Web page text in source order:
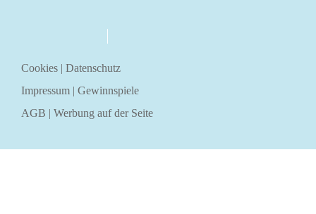
Cookies | Datenschutz
Impressum | Gewinnspiele
AGB | Werbung auf der Seite